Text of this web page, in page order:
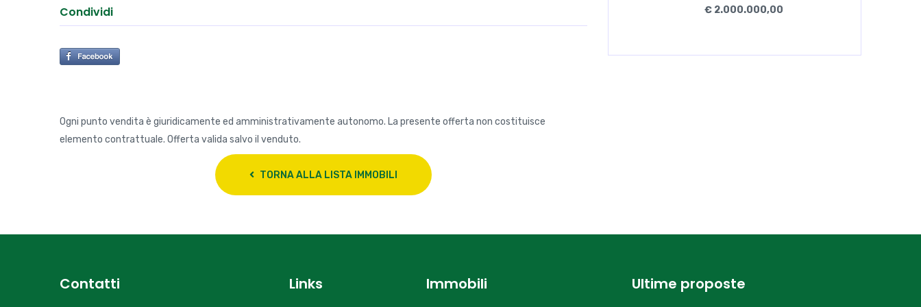
Condividi
Ogni punto vendita è giuridicamente ed amministrativamente autonomo. La presente offerta non costituisce
elemento contrattuale. Offerta valida salvo il venduto.
TORNA ALLA LISTA IMMOBILI
€ 2.000.000,00
Contatti Links Immobili Ultime proposte